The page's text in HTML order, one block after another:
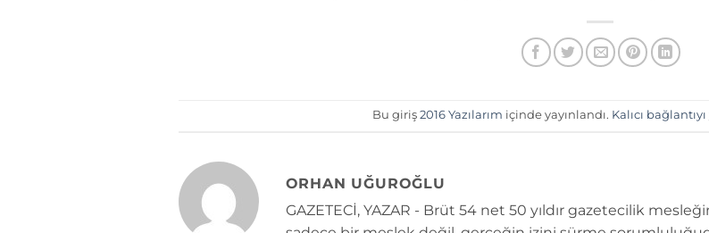
Bu giriş 2016 Yazılarım içinde yayınlandı. Kalıcı bağlantıyı
ORHAN UĞUROĞLU
GAZETECİ, YAZAR - Brüt 54 net 50 yıldır gazetecilik